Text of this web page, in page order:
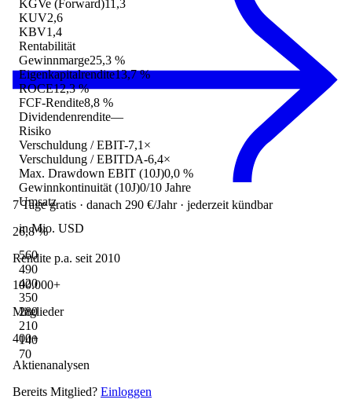
KGVe (Forward)11,3
KUV2,6
KBV1,4
Rentabilität
Gewinnmarge25,3 %
Eigenkapitalrendite13,7 %
ROCE12,3 %
FCF-Rendite8,8 %
Dividendenrendite—
Risiko
Verschuldung / EBIT-7,1×
Verschuldung / EBITDA-6,4×
Max. Drawdown EBIT (10J)0,0 %
Gewinnkontinuität (10J)0/10 Jahre
Umsatz
in Mio. USD
560
490
420
350
280
210
140
70
7 Tage gratis · danach 290 €/Jahr · jederzeit kündbar
26,8 %
Rendite p.a. seit 2010
100.000+
Mitglieder
400+
Aktienanalysen
Bereits Mitglied? Einloggen